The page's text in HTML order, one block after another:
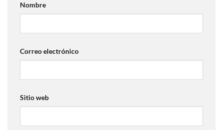
Nombre
Correo electrónico
Sitio web